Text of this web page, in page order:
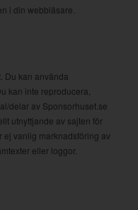
i din webbläsare.
Du kan använda
kan inte reproducera,
delar av Sponsorhuset.se
utnyttjande av sajten för
ej vanlig marknadsföring av
eller loggor.